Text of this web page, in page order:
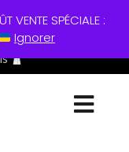
60
VENTE SPÉCIALE :
Ignorer